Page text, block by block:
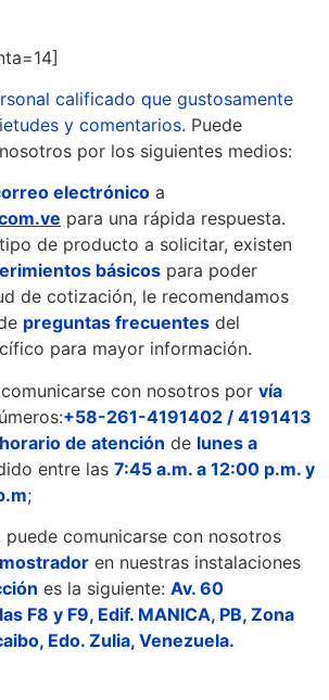
calificado que gustosamente
y comentarios. Puede
por los siguientes medios:
electrónico a
para una rápida respuesta.
de producto a solicitar, existen
básicos para poder
de cotización, le recomendamos
preguntas frecuentes del
para mayor información.
con nosotros por vía
+58-261-4191402 / 4191413
horario de atención de lunes a
entre las 7:45 a.m. a 12:00 p.m. y
;
comunicarse con nosotros
en nuestras instalaciones
es la siguiente: Av. 60
F8 y F9, Edif. MANICA, PB, Zona
Edo. Zulia, Venezuela.